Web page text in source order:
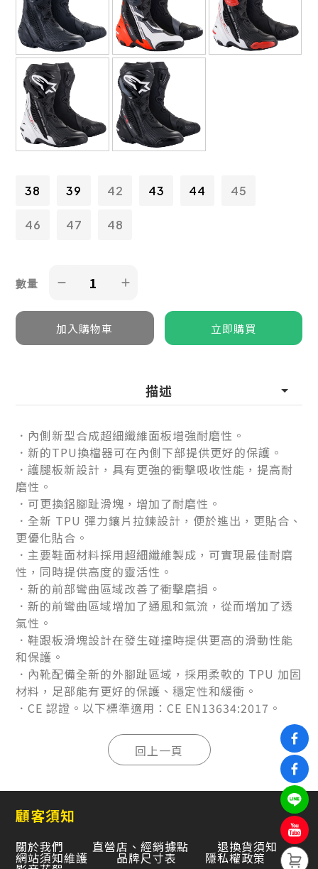
38 39 42 43 44 45
46 47 48
數量
描述
．內側新型合成超細纖維面板增強耐磨性。
．新的TPU換檔器可在內側下部提供更好的保護。
．護腿板新設計，具有更強的衝擊吸收性能，提高耐
磨性。
．可更換鋁腳趾滑塊，增加了耐磨性。
．全新 TPU 彈力鑲片拉鍊設計，便於進出，更貼合、
更優化貼合。
．主要鞋面材料採用超細纖維製成，可實現最佳耐磨
性，同時提供高度的靈活性。
．新的前部彎曲區域改善了衝擊磨損。
．新的前彎曲區域增加了通風和氣流，從而增加了透
氣性。
．鞋跟板滑塊設計在發生碰撞時提供更高的滑動性能
和保護。
．內靴配備全新的外腳趾區域，採用柔軟的 TPU 加固
材料，足部能有更好的保護、穩定性和緩衝。
．CE 認證。以下標準適用：CE EN13634:2017。
顧客須知
關於我們 直營店、經銷據點 退換貨須知
網站須知維護 品牌尺寸表 隱私權政策